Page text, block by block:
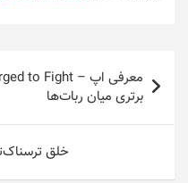
راهبری
نوشتهبرتری میان ربات‌ها
خلق